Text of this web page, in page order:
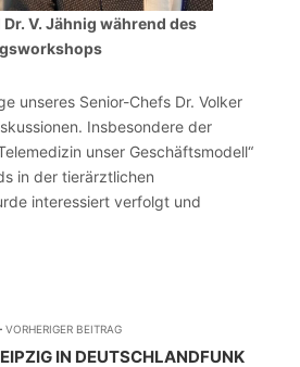
Dr. V. Jähnig während des
unseres Senior-Chefs Dr. Volker
Insbesondere der
unser Geschäftsmodell“
in der tierärztlichen
interessiert verfolgt und
VORHERIGER BEITRAG
IN DEUTSCHLANDFUNK